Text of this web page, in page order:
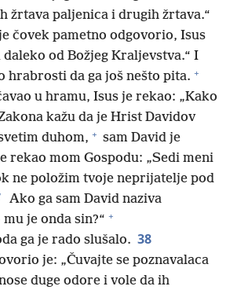
žrtava paljenica i drugih žrtava.“
čovek pametno odgovorio, Isus
od Božjeg Kraljevstva.“ I
hrabrosti da ga još nešto pita. +
u hramu, Isus je rekao: „Kako
kažu da je Hrist Davidov
duhom, + sam David je
rekao mom Gospodu: „Sedi meni
ne položim tvoje neprijatelje pod
Ako ga sam David naziva
mu je onda sin?“ +
ga je rado slušalo. 38
je: „Čuvajte se poznavalaca
duge odore i vole da ih